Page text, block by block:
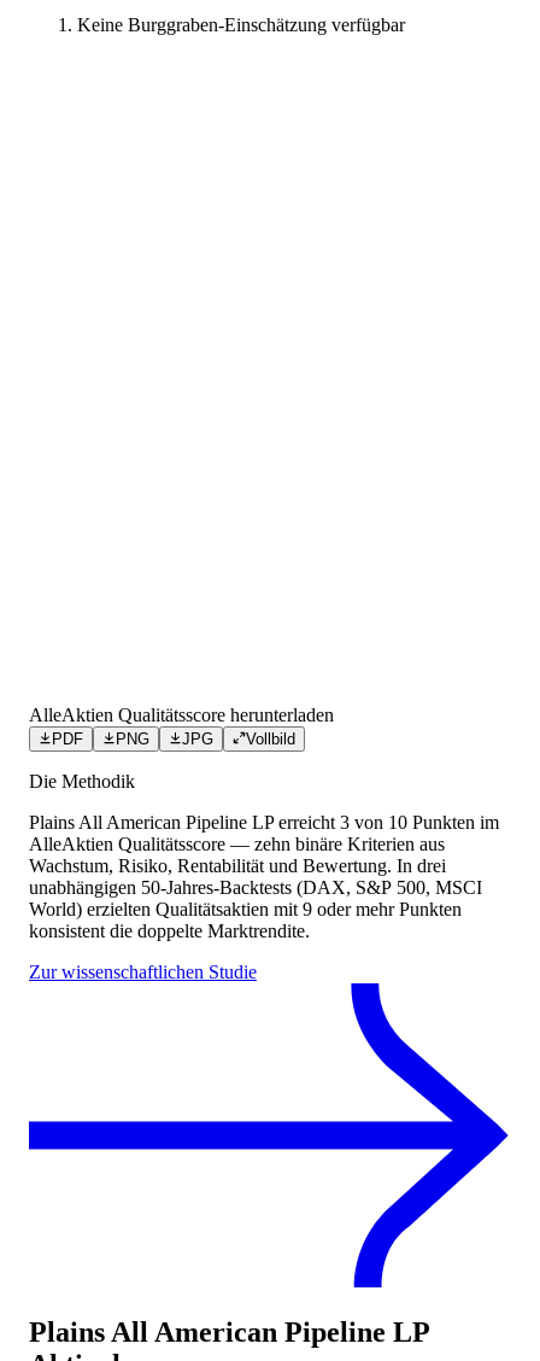
Keine Burggraben-Einschätzung verfügbar
AlleAktien Qualitätsscore herunterladen
PDF PNG JPG Vollbild
Die Methodik
Plains All American Pipeline LPerreicht 3 von 10 Punkten im
AlleAktien Qualitätsscore — zehn binäre Kriterien aus
Wachstum, Risiko, Rentabilität und Bewertung. In drei
unabhängigen 50-Jahres-Backtests (DAX, S&P 500, MSCI
World) erzielten Qualitätsaktien mit 9 oder mehr Punkten
konsistent die doppelte Marktrendite.
Zur wissenschaftlichen Studie
Plains All American Pipeline LP